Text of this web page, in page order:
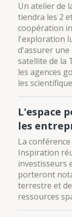
Un atelier de
tiendra les 2
coopération
l'exploration
d'assurer une
satellite de la
les agences
les
L'espace
les
La
Inspiration
investisseurs
porteront
terrestre et
ressources